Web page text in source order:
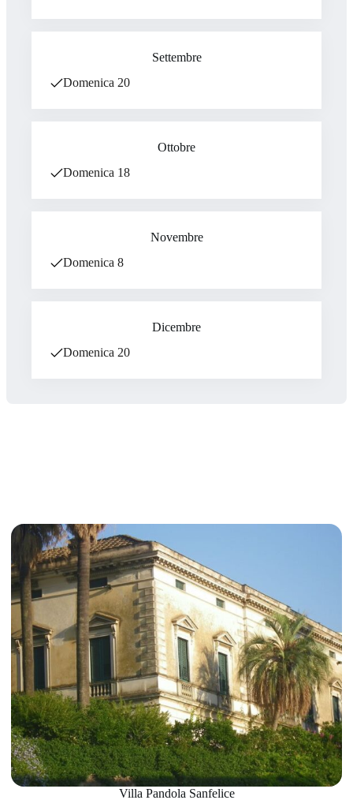
Settembre
Domenica 20
Ottobre
Domenica 18
Novembre
Domenica 8
Dicembre
Domenica 20
Villa Pandola Sanfelice